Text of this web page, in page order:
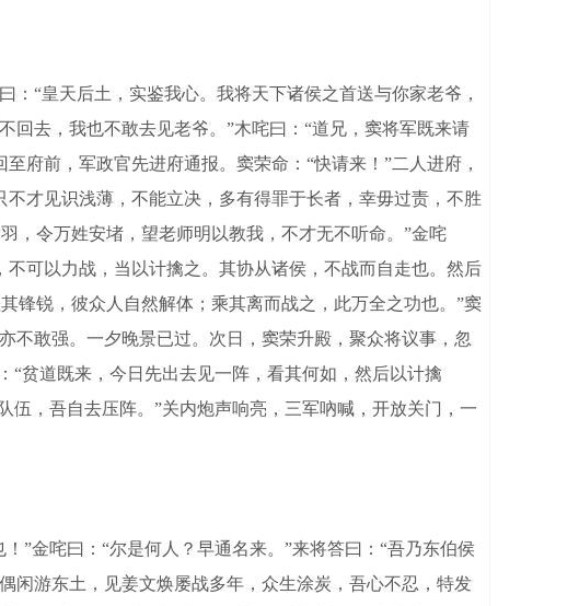
“皇天后土，实鉴我心。我将天下诸侯之首送与你家老爷，
回去，我也不敢去见老爷。”木咤曰：“道兄，窦将军既来请
府前，军政官先进府通报。窦荣命：“快请来！”二人进府，
才见识浅薄，不能立决，多有得罪于长者，幸毋过责，不胜
，令万姓安堵，望老师明以教我，不才无不听命。”金咤
可以力战，当以计擒之。其协从诸侯，不战而自走也。然后
锋锐，彼众人自然解体；乘其离而战之，此万全之功也。”窦
不敢强。一夕晚景已过。次日，窦荣升殿，聚众将议事，忽
“贫道既来，今日先出去见一阵，看其何如，然后以计擒
伍，吾自去压阵。”关内炮声响亮，三军吶喊，开放关门，一
金咤曰：“尔是何人？早通名来。”来将答曰：“吾乃东伯侯
闲游东土，见姜文焕屡战多年，众生涂炭，吾心不忍，特发